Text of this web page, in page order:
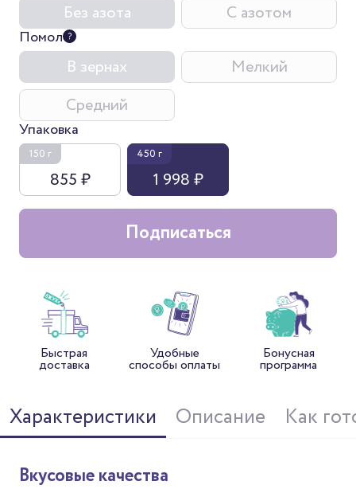
Без азота С азотом
Помол
В зернах
Мелкий
Средний
Упаковка
150 г
855 ₽
450 г
1 998 ₽
Подписаться
Быстрая
доставка
Удобные
способы оплаты
Бонусная
программа
Характеристики Описание Как
Вкусовые качества